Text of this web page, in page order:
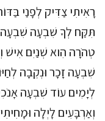
רָאִיתִי צַדִּיק לְפָנַי
תִּקַּח לְךָ שִׁבְעָה שִׁבְעָה
טְהֹרָה הִוא שְׁנַיִם אִישׁ
שִׁבְעָה זָכָר וּנְקֵבָה
לְיָמִים עוֹד שִׁבְעָה
וְאַרְבָּעִים לָיְלָה